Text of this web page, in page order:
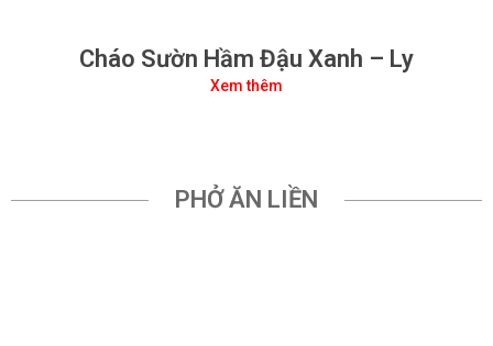
Cháo Sườn Hầm Đậu Xanh – Ly
Xem thêm
PHỞ ĂN LIỀN